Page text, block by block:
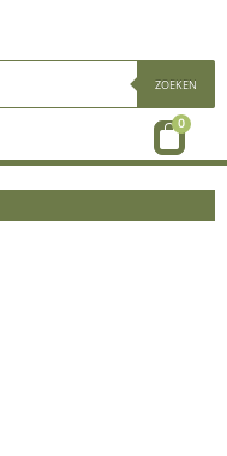
ZOEKEN
0